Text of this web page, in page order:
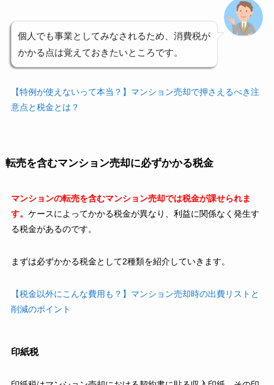
個人でも事業としてみなされるため、消費税が
かかる点は覚えておきたいところです。
【特例が使えないって本当？】マンション売却で押さえるべき注
意点と税金とは？
転売を含むマンション売却に必ずかかる税金
マンションの転売を含むマンション売却では税金が課せられま
す。 ケースによってかかる税金が異なり、利益に関係なく発生す
る税金があるのです。
まずは必ずかかる税金として2種類を紹介していきます。
【税金以外にこんな費用も？】マンション売却時の出費リストと
削減のポイント
印紙税